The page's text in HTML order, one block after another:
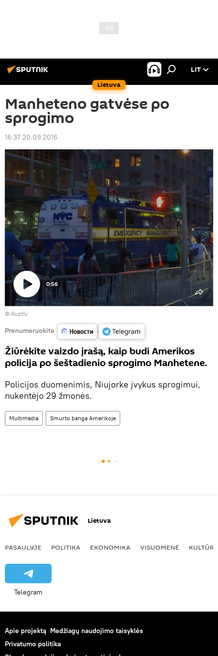
Lietuva
LIT
Manheteno gatvėse po
sprogimo
16:37 20.09.2016
Paleisti
vaizdo
0:56
© Ruptly
Prenumeruokite
Žiūrėkite vaizdo įrašą, kaip budi Amerikos
policija po šeštadienio sprogimo Manhetene.
Policijos duomenimis, Niujorke įvykus sprogimui,
nukentėjo 29 žmonės.
Multimedia Smurto banga Amerikoje
Lietuva
PASAULYJE POLITIKA EKONOMIKA VISUOMENĖ KULTŪRA
Telegram
Apie projektą Medžiagų naudojimo taisyklės
Privatumo politika